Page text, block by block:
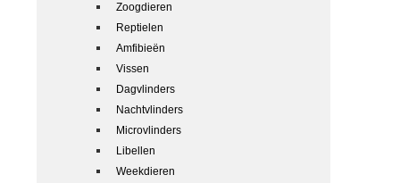
Zoogdieren
Reptielen
Amfibieën
Vissen
Dagvlinders
Nachtvlinders
Microvlinders
Libellen
Weekdieren